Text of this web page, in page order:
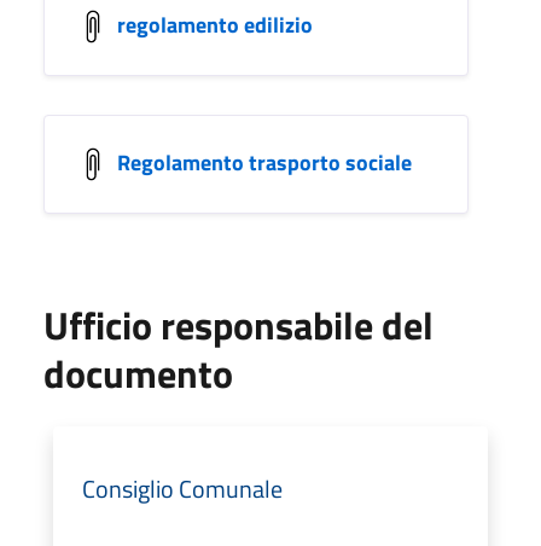
regolamento edilizio
Regolamento trasporto sociale
Ufficio responsabile del
documento
Consiglio Comunale